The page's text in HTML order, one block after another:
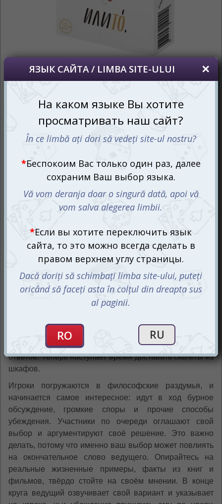
Всем знакомы муки выбора, когда нужно определиться
с вариантами выхода из какой-то ситуации или хотя бы
начинаются, что Шекспир с его увековеченным
вопросом «Быть или не быть?» на нашем месте
просто не выдержал бы.
Всем, кто любит самоистязания подобного рода или
настольная игра ИлиТо подготовила ряд
затруднительных ситуаций, где стоит потрудиться над
выбором.
ИлиТо: принимай решение здесь и
сейчас! Потом будет поздно!
На 60-ти игровых карточках притаились
неразрешимые конфликты, столкнувшись с которыми
взорвётся, а друзья будут готовы поссориться.
Простые правила игры требуют от вас совсем
немного. Игроки по очереди будут становиться
колоды будет задавать остальным вопрос «Что бы вы
предпочли…» с альтернативными вариантами
ответов. Теперь наступает время доставать скелеты из
шкафов.
Игроки погружаются в философские раздумья, и
начинается самое интересное: идут в ход бурное
обсуждение, громкие споры и прочие способы
убеждения. Участники по очереди оглашают свой
выбор и аргументируют своё решение. Это важно
делать, потому что именно ваш выбор может повлиять
на окончательное слово ведущего. Опирайтесь на
реальные жизненные примеры, факты из книг и
фильмов, твёрдо стойте на своём мнении. В конце
круга ведущий озвучивает свой вариант и указывает